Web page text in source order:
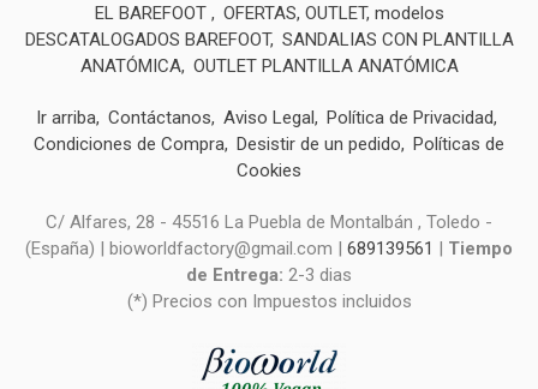
EL BAREFOOT
OFERTAS, OUTLET, modelos
DESCATALOGADOS BAREFOOT SANDALIAS CON PLANTILLA
ANATÓMICA OUTLET PLANTILLA ANATÓMICA
Ir arriba Contáctanos Aviso Legal
Política de Privacidad
Condiciones de Compra Desistir de un pedido
Políticas de
Cookies
C/ Alfares, 28 - 45516 La Puebla de Montalbán , Toledo -
(España) | bioworldfactory@gmail.com | 689139561 | Tiempo
de Entrega: 2-3 dias
(*) Precios con Impuestos incluidos